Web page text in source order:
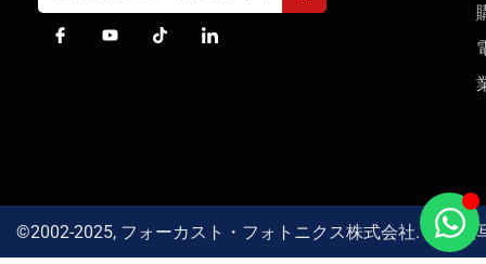
©2002-2025, フォーカスト・フォトニクス株式会社. 無断複